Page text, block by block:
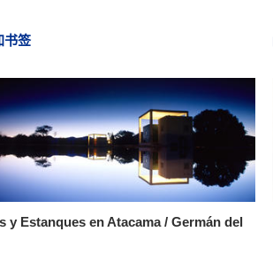
书签
y Estanques en Atacama / Germán del